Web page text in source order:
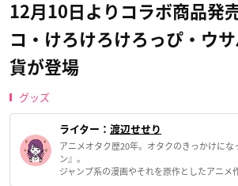
12月10日よりコラボ商品発
コ・けろけろけろっぴ・ウ
貨が登場
グッズ
ライター： 渡辺せせり
アニメオタク歴20年。オタクのきっかけに
ン』。
ジャンプ系の漫画やそれを原作としたアニメ